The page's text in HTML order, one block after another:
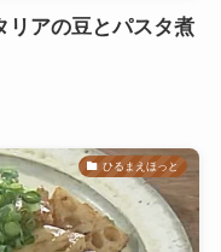
リアの豆とパスタ煮
ひるまえほっと